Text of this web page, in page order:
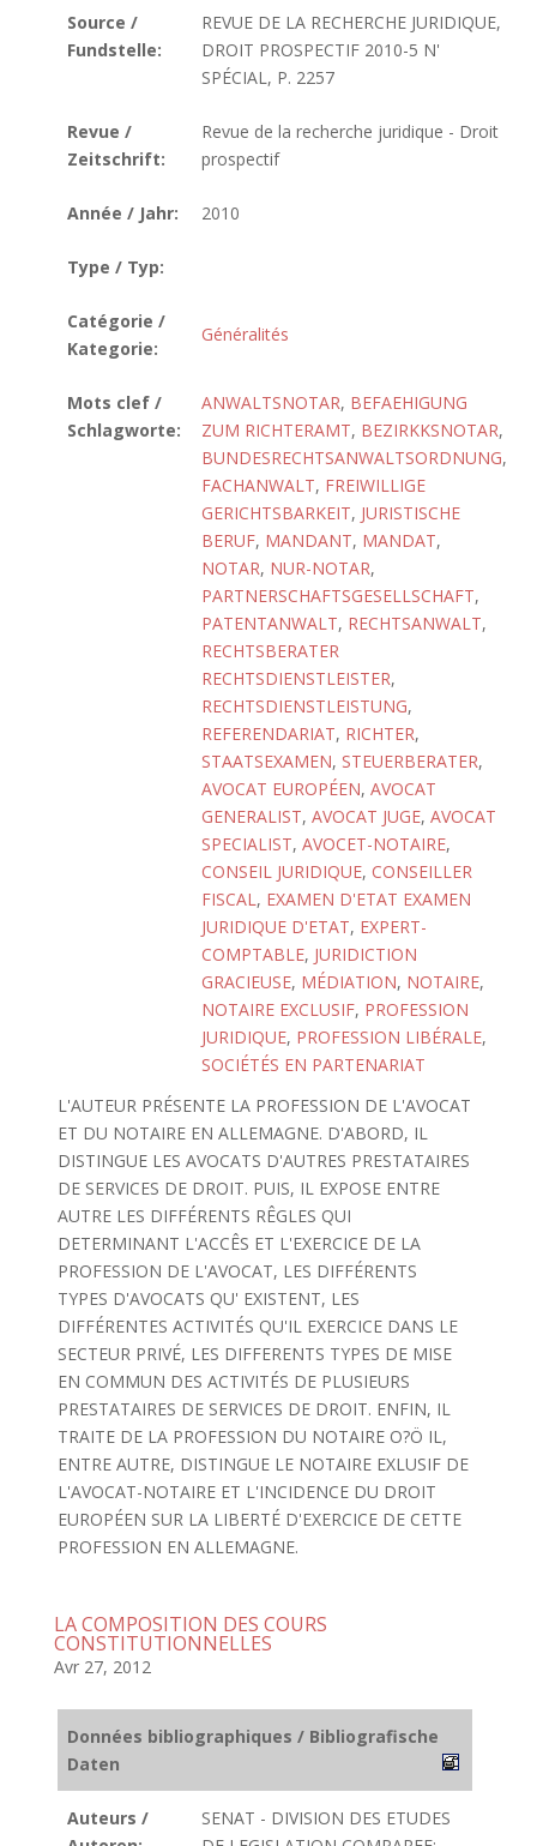
Source /
Fundstelle:
REVUE DE LA RECHERCHE JURIDIQUE,
DROIT PROSPECTIF 2010-5 N'
SPÉCIAL, P. 2257
Revue /
Zeitschrift:
Revue de la recherche juridique - Droit
prospectif
Année / Jahr: 2010
Type / Typ:
Catégorie /
Kategorie:
Généralités
Mots clef /
Schlagworte:
ANWALTSNOTAR, BEFAEHIGUNG
ZUM RICHTERAMT, BEZIRKKSNOTAR,
BUNDESRECHTSANWALTSORDNUNG,
FACHANWALT, FREIWILLIGE
GERICHTSBARKEIT, JURISTISCHE
BERUF, MANDANT, MANDAT,
NOTAR, NUR-NOTAR,
PARTNERSCHAFTSGESELLSCHAFT,
PATENTANWALT, RECHTSANWALT,
RECHTSBERATER
RECHTSDIENSTLEISTER,
RECHTSDIENSTLEISTUNG,
REFERENDARIAT, RICHTER,
STAATSEXAMEN, STEUERBERATER,
AVOCAT EUROPÉEN, AVOCAT
GENERALIST, AVOCAT JUGE, AVOCAT
SPECIALIST, AVOCET-NOTAIRE,
CONSEIL JURIDIQUE, CONSEILLER
FISCAL, EXAMEN D'ETAT EXAMEN
JURIDIQUE D'ETAT, EXPERT-
COMPTABLE, JURIDICTION
GRACIEUSE, MÉDIATION, NOTAIRE,
NOTAIRE EXCLUSIF, PROFESSION
JURIDIQUE, PROFESSION LIBÉRALE,
SOCIÉTÉS EN PARTENARIAT
L'AUTEUR PRÉSENTE LA PROFESSION DE L'AVOCAT
ET DU NOTAIRE EN ALLEMAGNE. D'ABORD, IL
DISTINGUE LES AVOCATS D'AUTRES PRESTATAIRES
DE SERVICES DE DROIT. PUIS, IL EXPOSE ENTRE
AUTRE LES DIFFÉRENTS RÊGLES QUI
DETERMINANT L'ACCÊS ET L'EXERCICE DE LA
PROFESSION DE L'AVOCAT, LES DIFFÉRENTS
TYPES D'AVOCATS QU' EXISTENT, LES
DIFFÉRENTES ACTIVITÉS QU'IL EXERCICE DANS LE
SECTEUR PRIVÉ, LES DIFFERENTS TYPES DE MISE
EN COMMUN DES ACTIVITÉS DE PLUSIEURS
PRESTATAIRES DE SERVICES DE DROIT. ENFIN, IL
TRAITE DE LA PROFESSION DU NOTAIRE O?Ö IL,
ENTRE AUTRE, DISTINGUE LE NOTAIRE EXLUSIF DE
L'AVOCAT-NOTAIRE ET L'INCIDENCE DU DROIT
EUROPÉEN SUR LA LIBERTÉ D'EXERCICE DE CETTE
PROFESSION EN ALLEMAGNE.
LA COMPOSITION DES COURS
CONSTITUTIONNELLES
Avr 27, 2012
Données bibliographiques / Bibliografische
Daten
Auteurs /
SENAT - DIVISION DES ETUDES